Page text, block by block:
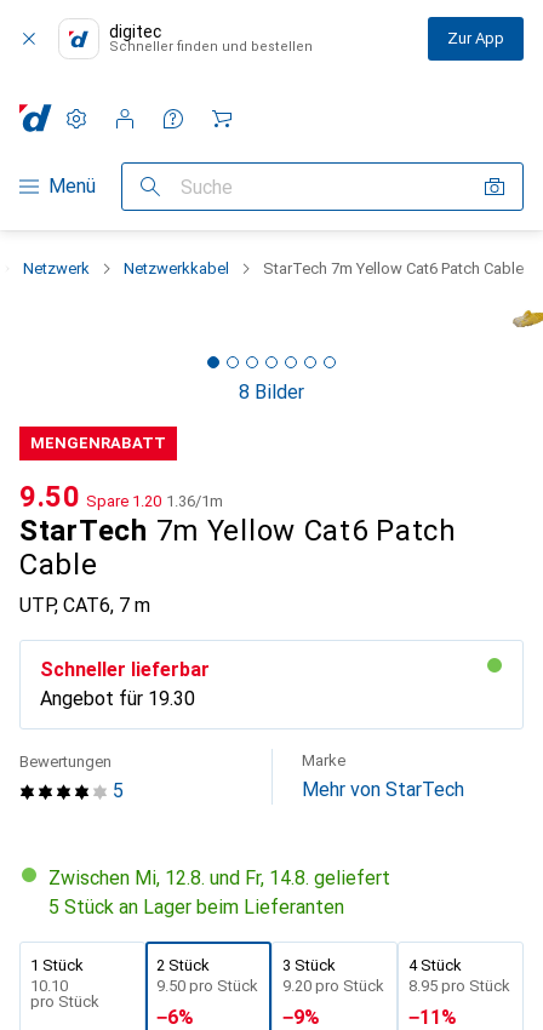
digitec
Schneller finden und bestellen Zur App
Navigation nach Kategorien
Menü Suche
Einstellungen
Kundenkonto
Vergleichslisten
Merklisten
Warenkorb
Netzwerk Netzwerkkabel StarTech 7m Yellow Cat6 Patch Cable
8 Bilder
MENGENRABATT
StarTech 7m Yellow Cat6 Patch
Cable
UTP, CAT6, 7 m
CHF
9.50 Spare CHF
1.20 CHF
1.36/1m
Schneller lieferbar
Angebot für CHF
19.30
5
Bewertungen Marke
Mehr von StarTech
Zwischen Mi, 12.8. und Fr, 14.8. geliefert
5 Stück an Lager beim Lieferanten
1 Stück
CHF
10.10
pro Stück
2 Stück
CHF
9.50 pro Stück
−6%
3 Stück
CHF
9.20 pro Stück
−9%
4 Stück
CHF
8.95 pro Stück
−11%